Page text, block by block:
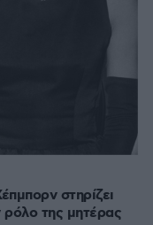
στηρίζει
ρόλο της μητέρας